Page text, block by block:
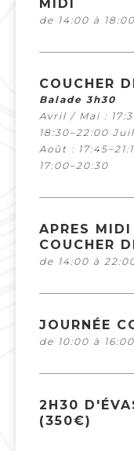
MIDI
de 14:00 à
COUCHER
Balade 3h30
Avril / Mai :
18:30–22:00
Août :
17:00–20:30
APRES
COUCHER
de 14:00 à
JOURNÉE
de 10:00 à
2H30
(350€)